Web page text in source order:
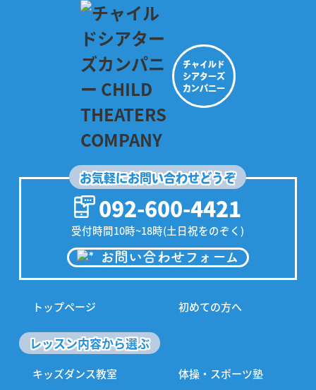
チャイルド
シアターズ
カンパニー
お気軽にお問い合わせどうぞ
092-600-4421
受付時間10時~18時(土日祝をのぞく)
お問い合わせフォーム
トップページ 初めての方へ
レッスン内容から選ぶ
キッズダンス教室
体操・スポーツ塾